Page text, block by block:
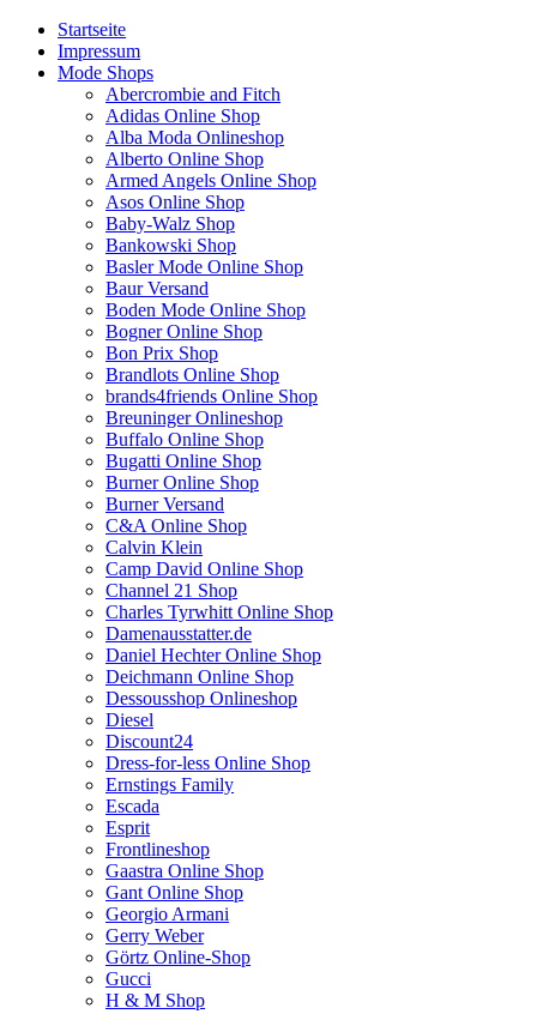
Startseite
Impressum
Mode Shops
Abercrombie and Fitch
Adidas Online Shop
Alba Moda Onlineshop
Alberto Online Shop
Armed Angels Online Shop
Asos Online Shop
Baby-Walz Shop
Bankowski Shop
Basler Mode Online Shop
Baur Versand
Boden Mode Online Shop
Bogner Online Shop
Bon Prix Shop
Brandlots Online Shop
brands4friends Online Shop
Breuninger Onlineshop
Buffalo Online Shop
Bugatti Online Shop
Burner Online Shop
Burner Versand
C&A Online Shop
Calvin Klein
Camp David Online Shop
Channel 21 Shop
Charles Tyrwhitt Online Shop
Damenausstatter.de
Daniel Hechter Online Shop
Deichmann Online Shop
Dessousshop Onlineshop
Diesel
Discount24
Dress-for-less Online Shop
Ernstings Family
Escada
Esprit
Frontlineshop
Gaastra Online Shop
Gant Online Shop
Georgio Armani
Gerry Weber
Görtz Online-Shop
Gucci
H & M Shop